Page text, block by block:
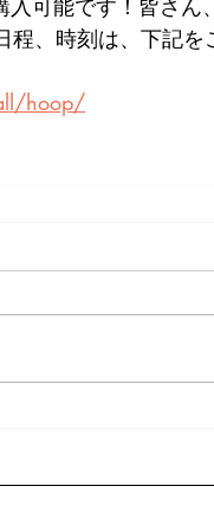
入可能です！皆さ
、時刻は、下記を
hoop/